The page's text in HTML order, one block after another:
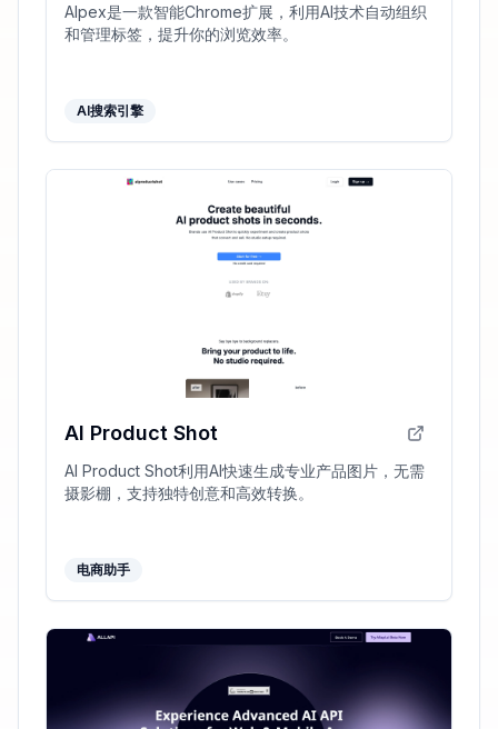
AIpex是一款智能Chrome扩展，利用AI技术自动组织
和管理标签，提升你的浏览效率。
AI搜索引擎
AI Product Shot
AI Product Shot利用AI快速生成专业产品图片，无需
摄影棚，支持独特创意和高效转换。
电商助手